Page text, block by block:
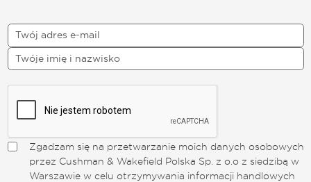
Zgadzam się na przetwarzanie moich danych osobowych
przez Cushman & Wakefield Polska Sp. z o.o z siedzibą w
Warszawie w celu otrzymywania informacji handlowych